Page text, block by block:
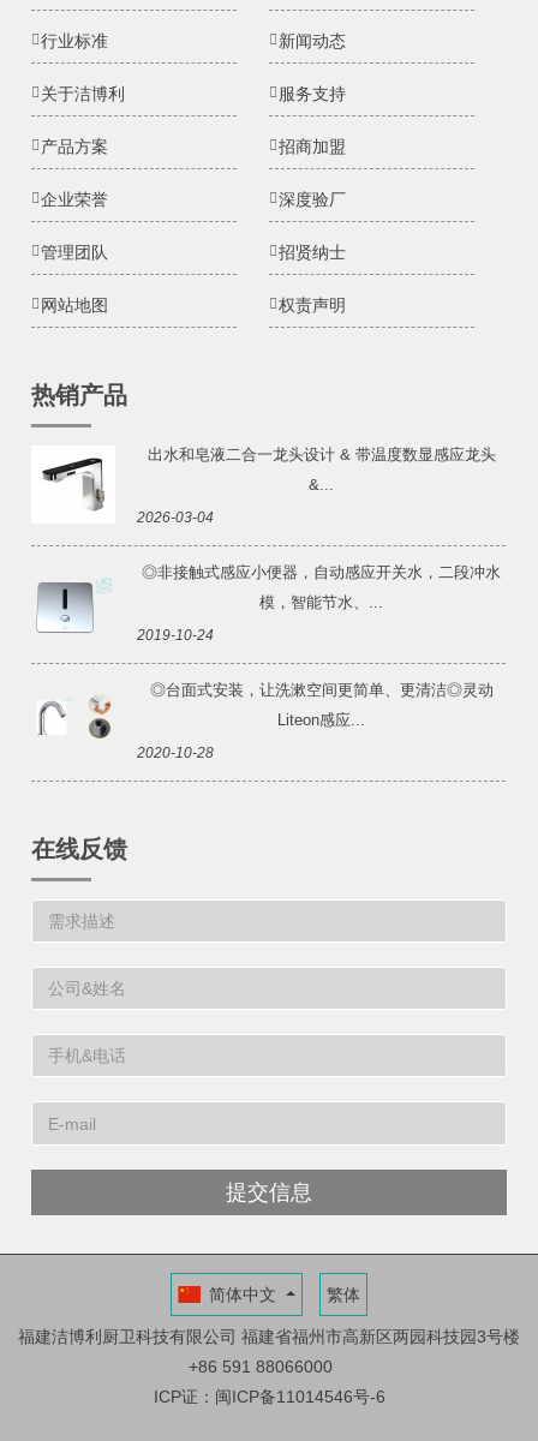
行业标准 新闻动态
关于洁博利 服务支持
产品方案 招商加盟
企业荣誉 深度验厂
管理团队 招贤纳士
网站地图 权责声明
热销产品
出水和皂液二合一龙头设计 & 带温度数显感应龙头
&...
2026-03-04
◎非接触式感应小便器，自动感应开关水，二段冲水
模，智能节水、...
2019-10-24
◎台面式安装，让洗漱空间更简单、更清洁◎灵动
Liteon感应...
2020-10-28
在线反馈
提交信息
简体中文 繁体
福建洁博利厨卫科技有限公司 福建省福州市高新区两园科技园3号楼
+86 591 88066000
ICP证：闽ICP备11014546号-6